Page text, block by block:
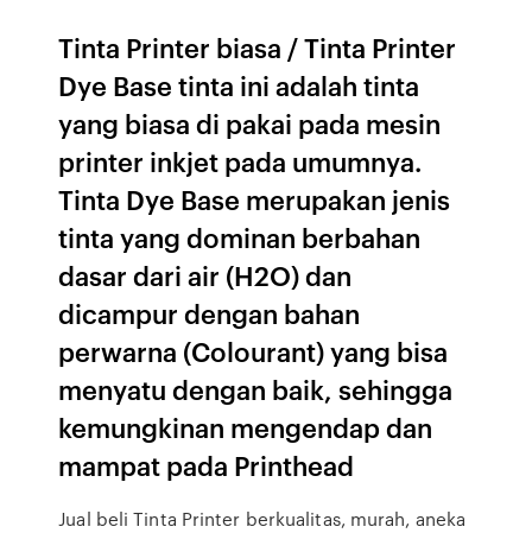
Tinta Printer biasa / Tinta Printer
Dye Base tinta ini adalah tinta
yang biasa di pakai pada mesin
printer inkjet pada umumnya.
Tinta Dye Base merupakan jenis
tinta yang dominan berbahan
dasar dari air (H2O) dan
dicampur dengan bahan
perwarna (Colourant) yang bisa
menyatu dengan baik, sehingga
kemungkinan mengendap dan
mampat pada Printhead
Jual beli Tinta Printer berkualitas, murah, aneka